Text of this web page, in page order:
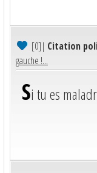
[0]| Citation
gauche !...
Si tu es